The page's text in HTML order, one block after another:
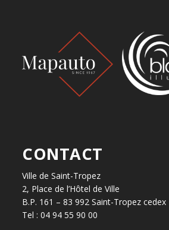
CONTACT
Ville de Saint-Tropez
2, Place de l’Hôtel de Ville
B.P. 161 – 83 992 Saint-Tropez cedex
Tel : 04 94 55 90 00